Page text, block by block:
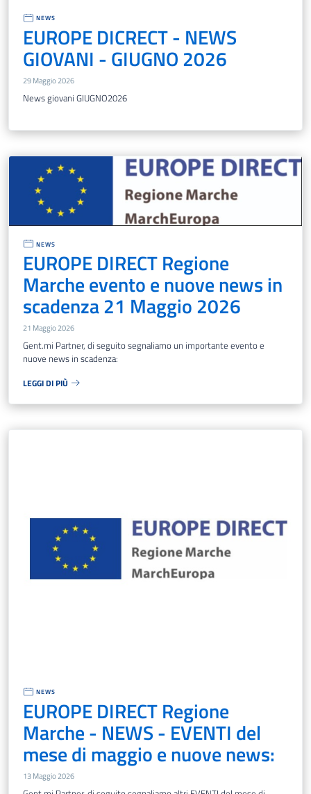
NEWS
EUROPE DICRECT - NEWS
GIOVANI - GIUGNO 2026
29 Maggio 2026
News giovani GIUGNO2026
NEWS
EUROPE DIRECT Regione
Marche evento e nuove news in
scadenza 21 Maggio 2026
21 Maggio 2026
Gent.mi Partner, di seguito segnaliamo un importante evento e
nuove news in scadenza:
LEGGI DI PIÙ
NEWS
EUROPE DIRECT Regione
Marche - NEWS - EVENTI del
mese di maggio e nuove news:
13 Maggio 2026